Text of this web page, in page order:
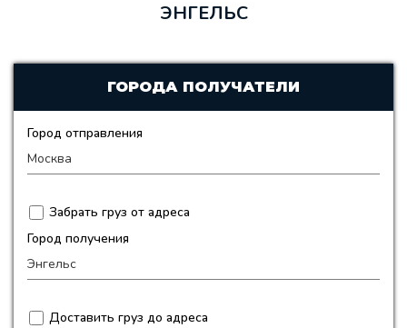
ЭНГЕЛЬС
ГОРОДА ПОЛУЧАТЕЛИ
Город отправления
Забрать груз от адреса
Город получения
Доставить груз до адреса